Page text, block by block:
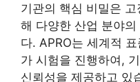
기관의 핵심 비밀은
해 다양한 산업 분야
다. APRO는 세계적
가 시험을 진행하여,
신뢰성을 제공하고 있